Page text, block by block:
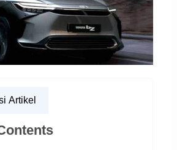
Artikel